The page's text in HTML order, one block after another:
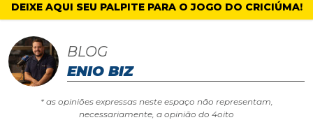
DEIXE AQUI SEU PALPITE PARA O JOGO DO CRICIÚMA!
BLOG
ENIO BIZ
* as opiniões expressas neste espaço não representam,
necessariamente, a opinião do 4oito